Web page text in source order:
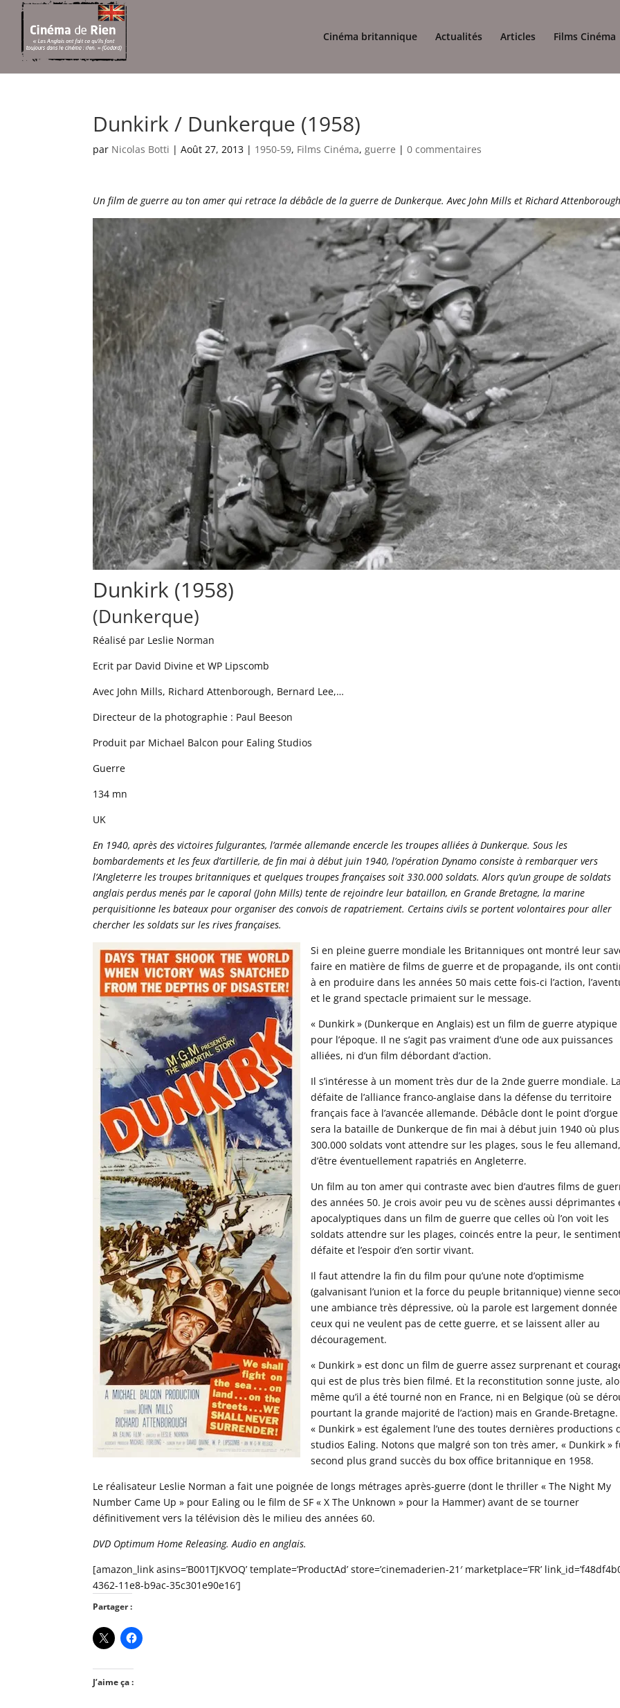
Cinéma britannique Actualités Articles Films Cinéma
Dunkirk / Dunkerque (1958)
par Nicolas Botti |Août 27, 2013 | 1950-59, Films Cinéma,guerre |0 commentaires
Un film de guerre au ton amer qui retrace la débâcle de la guerre de Dunkerque. Avec John Mills et Richard
Dunkirk (1958)
(Dunkerque)
Réalisé par Leslie Norman
Ecrit par David Divine et WP Lipscomb
Avec John Mills, Richard Attenborough, Bernard Lee,…
Directeur de la photographie : Paul Beeson
Produit par Michael Balcon pour Ealing Studios
Guerre
134 mn
UK
En 1940, après des victoires fulgurantes, l’armée allemande encercle les troupes alliées à Dunkerque. Sous les
bombardements et les feux d’artillerie, de fin mai à début juin 1940, l’opération Dynamo consiste à rembarquer vers
l’Angleterre les troupes britanniques et quelques troupes françaises soit 330.000 soldats. Alors qu’un groupe de soldats
anglais perdus menés par le caporal (John Mills) tente de rejoindre leur bataillon, en Grande Bretagne, la marine
perquisitionne les bateaux pour organiser des convois de rapatriement. Certains civils se portent volontaires pour aller
chercher les soldats sur les rives françaises.
Si en pleine guerre mondiale les Britanniques ont montré leur
faire en matière de films de guerre et de propagande, ils ont
à en produire dans les années 50 mais cette fois-ci l’action,
et le grand spectacle primaient sur le message.
« Dunkirk » (Dunkerque en Anglais) est un film de guerre atypique
pour l’époque. Il ne s’agit pas vraiment d’une ode aux puissances
alliées, ni d’un film débordant d’action.
Il s’intéresse à un moment très dur de la 2nde guerre mondiale.
défaite de l’alliance franco-anglaise dans la défense du territoire
français face à l’avancée allemande. Débâcle dont le point d’orgue
sera la bataille de Dunkerque de fin mai à début juin 1940 où
300.000 soldats vont attendre sur les plages, sous le feu
d’être éventuellement rapatriés en Angleterre.
Un film au ton amer qui contraste avec bien d’autres films de
des années 50. Je crois avoir peu vu de scènes aussi déprimantes
apocalyptiques dans un film de guerre que celles où l’on voit les
soldats attendre sur les plages, coincés entre la peur, le
défaite et l’espoir d’en sortir vivant.
Il faut attendre la fin du film pour qu’une note d’optimisme
(galvanisant l’union et la force du peuple britannique) vienne
une ambiance très dépressive, où la parole est largement donnée
ceux qui ne veulent pas de cette guerre, et se laissent aller au
découragement.
« Dunkirk » est donc un film de guerre assez surprenant et
qui est de plus très bien filmé. Et la reconstitution sonne juste,
même qu’il a été tourné non en France, ni en Belgique (où se
pourtant la grande majorité de l’action) mais en Grande-Bretagne.
« Dunkirk » est également l’une des toutes dernières productions
studios Ealing. Notons que malgré son ton très amer, « Dunkirk »
second plus grand succès du box office britannique en 1958.
Le réalisateur Leslie Norman a fait une poignée de longs métrages après-guerre (dont le thriller « The Night My
Number Came Up » pour Ealing ou le film de SF « X The Unknown » pour la Hammer) avant de se tourner
définitivement vers la télévision dès le milieu des années 60.
DVD Optimum Home Releasing. Audio en anglais.
[amazon_link asins=’B001TJKVOQ’ template=’ProductAd’ store=’cinemaderien-21′ marketplace=’FR’
4362-11e8-b9ac-35c301e90e16′]
Partager :
J’aime ça :